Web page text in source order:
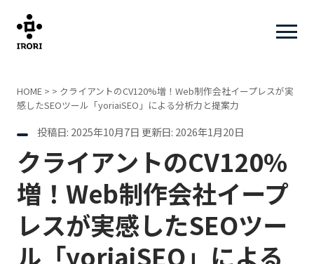
HOME > > クライアントのCV120%増！Web制作会社イープレスが実
感したSEOツール「yoriaiSEO」による分析力と提案力
投稿日: 2025年10月7日 更新日: 2026年1月20日
クライアントのCV120%
増！Web制作会社イープ
レスが実感したSEOツー
ル「yoriaiSEO」による